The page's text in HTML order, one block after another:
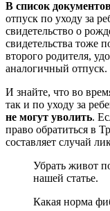
В список
отпуск по уходу за
свидетельство о
свидетельства тоже
второго родителя,
аналогичный отпуск.
И знайте, что во
так и по уходу за
не могут уволить.
право обратиться в
составляет случай
Убрать живот
нашей статье.
Какая норма